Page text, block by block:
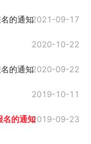
的通知2021-09-17
2020-10-22
的通知2020-09-22
2019-10-11
的通知2019-09-23